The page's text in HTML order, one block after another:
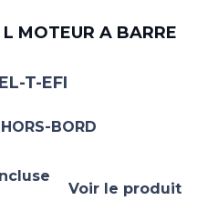
MOTEUR A BARRE
T-EFI
BORD
Voir le produit